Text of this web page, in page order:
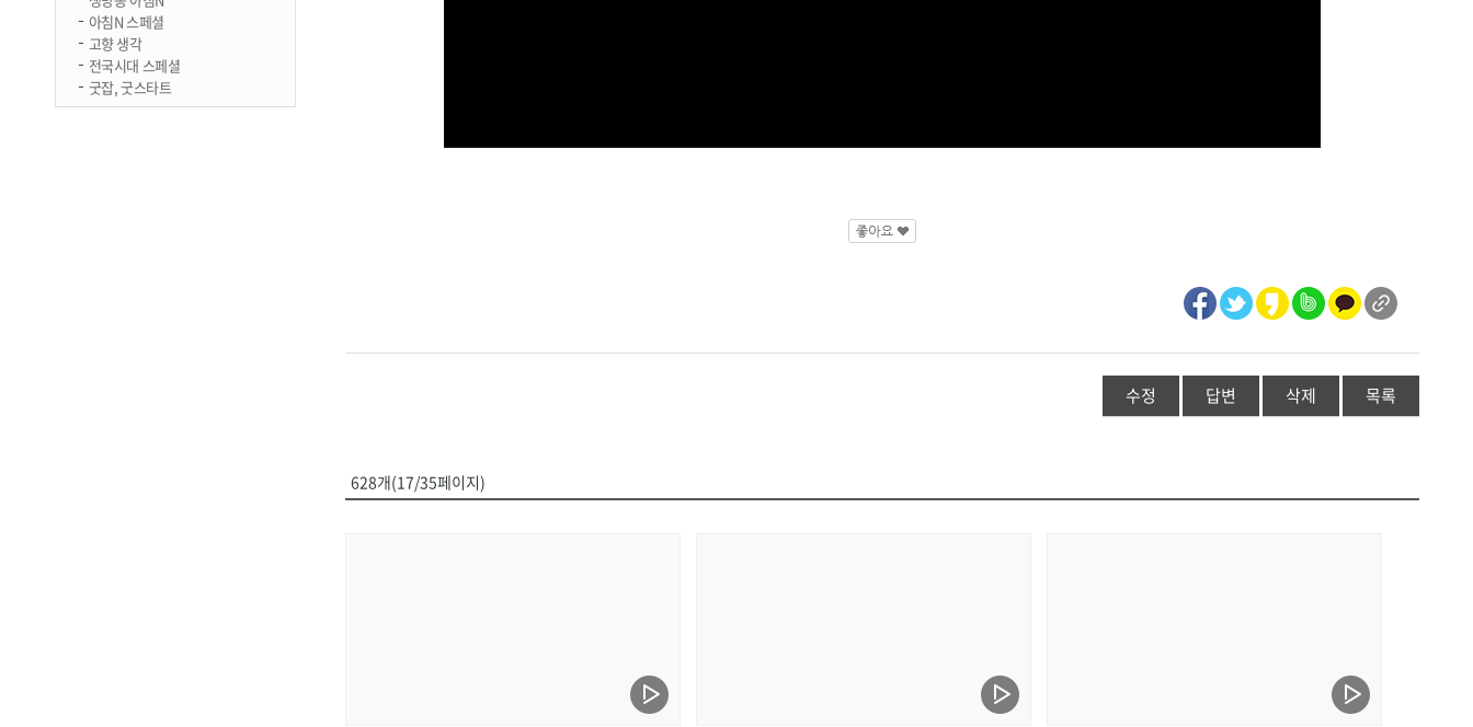
아침N 스페셜
고향 생각
전국시대 스페셜
굿잡, 굿스타트
수정 답변 삭제 목록
628개(17/35페이지)